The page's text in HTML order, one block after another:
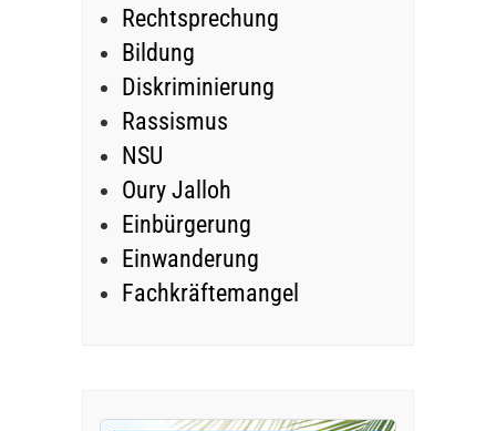
Rechtsprechung
Bildung
Diskriminierung
Rassismus
NSU
Oury Jalloh
Einbürgerung
Einwanderung
Fachkräftemangel